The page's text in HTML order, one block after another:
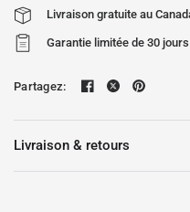
Livraison gratuite au
Garantie limitée de 30 jours
Partagez:
Livraison & retours